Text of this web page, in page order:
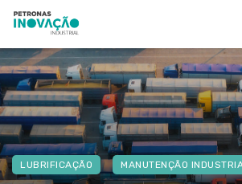
LUBRIFICAÇÃO MANUTENÇÃO